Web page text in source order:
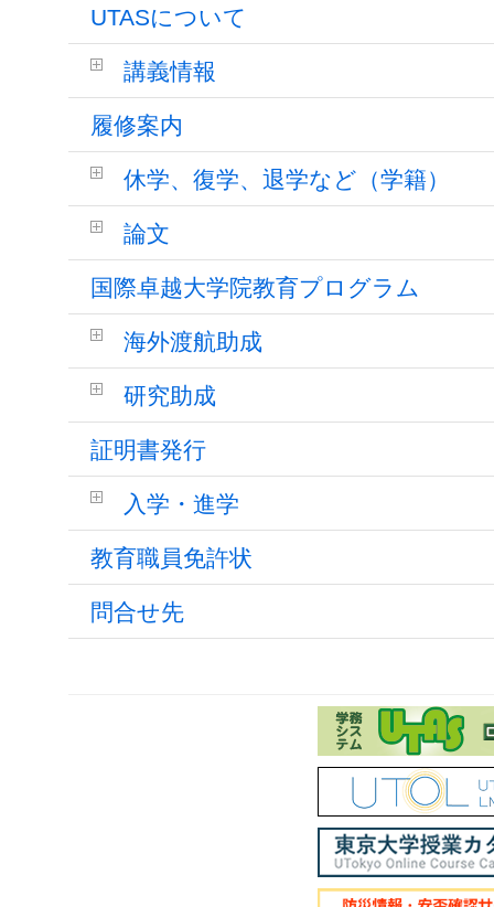
UTASについて
講義情報
履修案内
休学、復学、退学など（学籍）
論文
国際卓越大学院教育プログラム
海外渡航助成
研究助成
証明書発行
入学・進学
教育職員免許状
問合せ先